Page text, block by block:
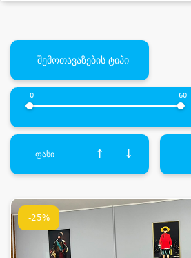
შემოთავაზების ტიპი
0 60
ფასი ↑ ↓
-25%